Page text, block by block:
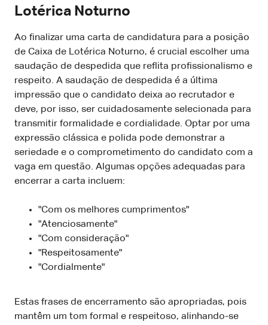
Lotérica Noturno
Ao finalizar uma carta de candidatura para a posição
de Caixa de Lotérica Noturno, é crucial escolher uma
saudação de despedida que reflita profissionalismo e
respeito. A saudação de despedida é a última
impressão que o candidato deixa ao recrutador e
deve, por isso, ser cuidadosamente selecionada para
transmitir formalidade e cordialidade. Optar por uma
expressão clássica e polida pode demonstrar a
seriedade e o comprometimento do candidato com a
vaga em questão. Algumas opções adequadas para
encerrar a carta incluem:
"Com os melhores cumprimentos"
"Atenciosamente"
"Com consideração"
"Respeitosamente"
"Cordialmente"
Estas frases de encerramento são apropriadas, pois
mantêm um tom formal e respeitoso, alinhando-se